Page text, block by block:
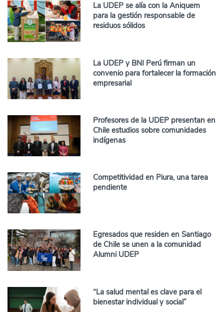
La UDEP se alía con la Aniquem
para la gestión responsable de
residuos sólidos
La UDEP y BNI Perú firman un
convenio para fortalecer la formación
empresarial
Profesores de la UDEP presentan en
Chile estudios sobre comunidades
indígenas
Competitividad en Piura, una tarea
pendiente
Egresados que residen en Santiago
de Chile se unen a la comunidad
Alumni UDEP
“La salud mental es clave para el
bienestar individual y social”